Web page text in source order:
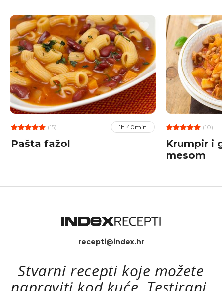
(15) 1h 40min
Pašta fažol
(10)
Krumpir i
mesom
recepti@index.hr
Stvarni recepti koje možete
napraviti kod kuće. Testirani.